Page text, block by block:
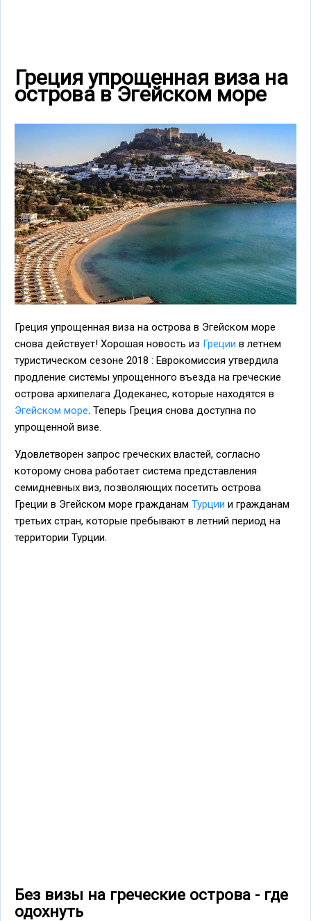
Греция упрощенная виза на
острова в Эгейском море
Греция упрощенная виза на острова в Эгейском море
снова действует! Хорошая новость из Греции в летнем
туристическом сезоне 2018 : Еврокомиссия утвердила
продление системы упрощенного въезда на греческие
острова архипелага Додеканес, которые находятся в
Эгейском море. Теперь Греция снова доступна по
упрощенной визе.
Удовлетворен запрос греческих властей, согласно
которому снова работает система представления
семидневных виз, позволяющих посетить острова
Греции в Эгейском море гражданам Турции и гражданам
третьих стран, которые пребывают в летний период на
территории Турции.
Без визы на греческие острова - где
одохнуть